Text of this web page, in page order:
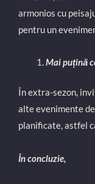
armonios cu
pentru un
Mai puțină
În extra-sezon,
alte evenimente
planificate, astfel
În concluzie,